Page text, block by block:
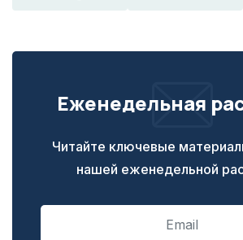
Еженедельная
Читайте ключевые
нашей еженедельной